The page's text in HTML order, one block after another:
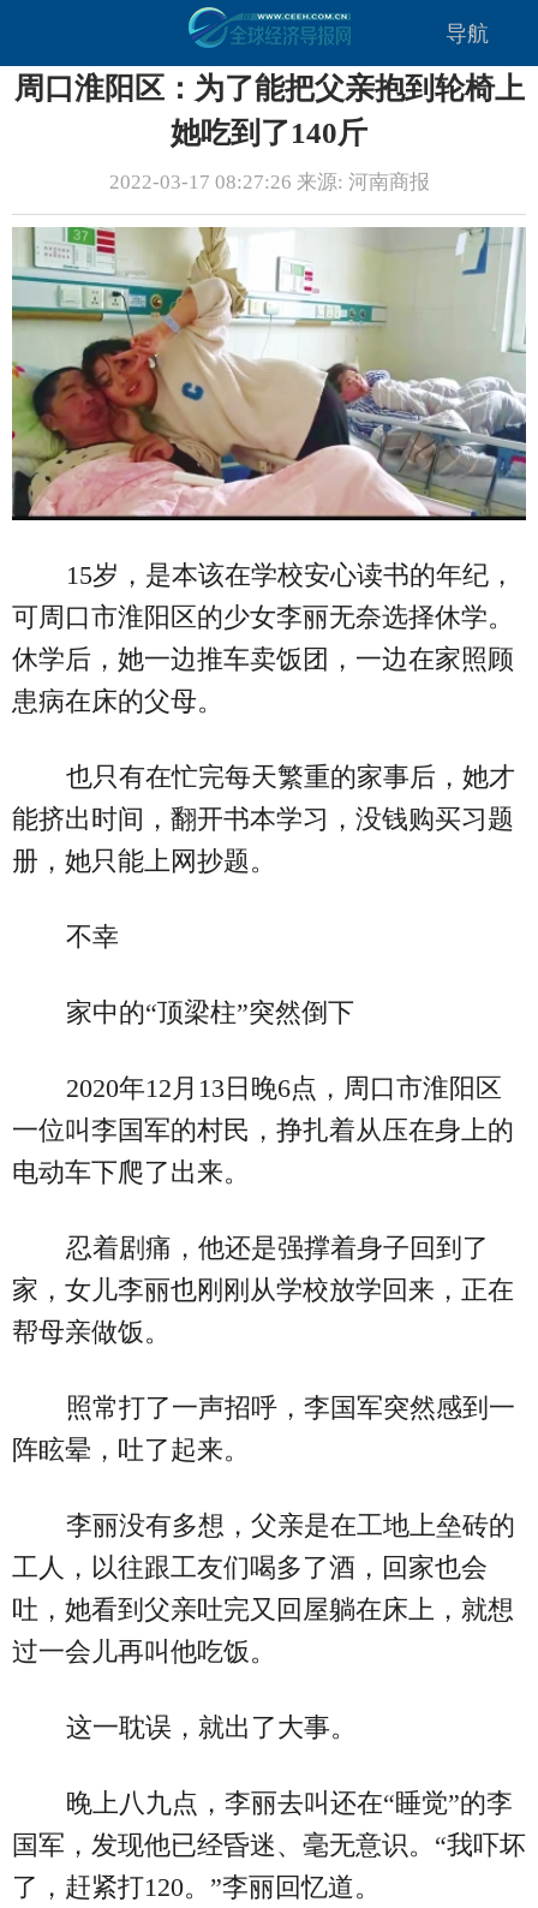
导航
周口淮阳区：为了能把父亲抱到轮椅上
她吃到了140斤
2022-03-17 08:27:26 来源: 河南商报
15岁，是本该在学校安心读书的年纪，
可周口市淮阳区的少女李丽无奈选择休学。
休学后，她一边推车卖饭团，一边在家照顾
患病在床的父母。
也只有在忙完每天繁重的家事后，她才
能挤出时间，翻开书本学习，没钱购买习题
册，她只能上网抄题。
不幸
家中的“顶梁柱”突然倒下
2020年12月13日晚6点，周口市淮阳区
一位叫李国军的村民，挣扎着从压在身上的
电动车下爬了出来。
忍着剧痛，他还是强撑着身子回到了
家，女儿李丽也刚刚从学校放学回来，正在
帮母亲做饭。
照常打了一声招呼，李国军突然感到一
阵眩晕，吐了起来。
李丽没有多想，父亲是在工地上垒砖的
工人，以往跟工友们喝多了酒，回家也会
吐，她看到父亲吐完又回屋躺在床上，就想
过一会儿再叫他吃饭。
这一耽误，就出了大事。
晚上八九点，李丽去叫还在“睡觉”的李
国军，发现他已经昏迷、毫无意识。“我吓坏
了，赶紧打120。”李丽回忆道。